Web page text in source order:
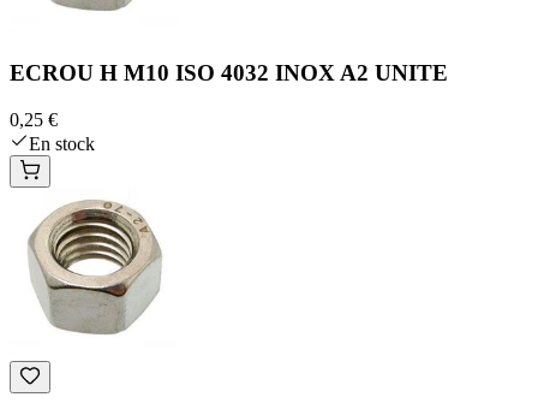
ECROU H M10 ISO 4032 INOX A2 UNITE
0,25 €
En stock